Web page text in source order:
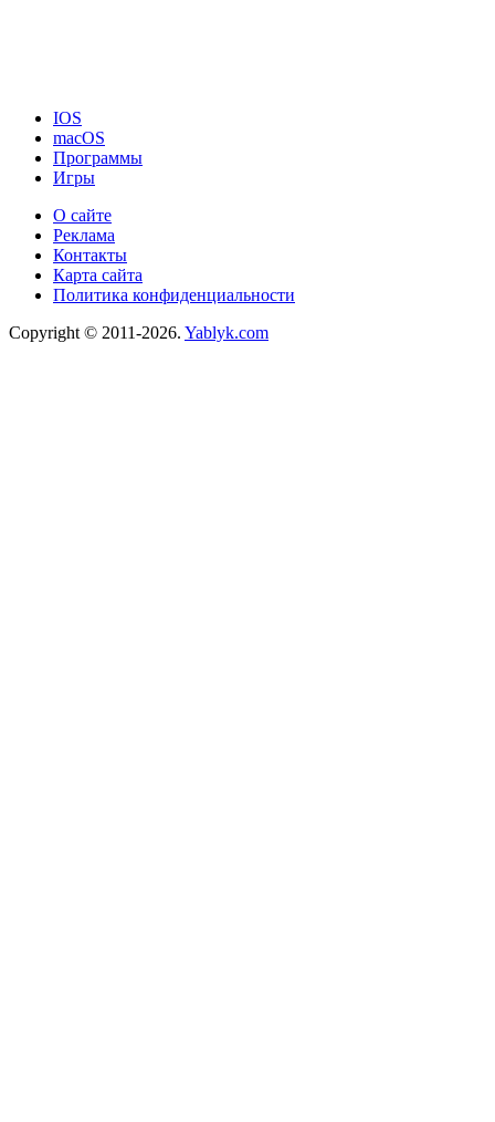
IOS
macOS
Программы
Игры
О сайте
Реклама
Контакты
Карта сайта
Политика конфиденциальности
Copyright © 2011-2026. Yablyk.сom